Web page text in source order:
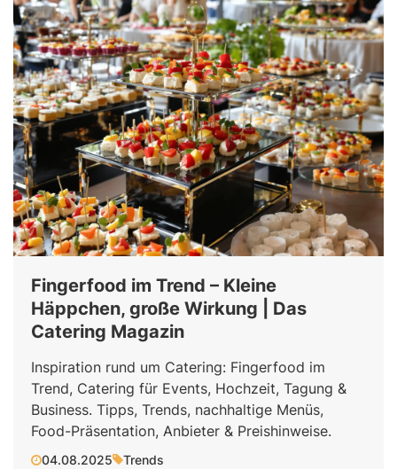
Fingerfood im Trend – Kleine
Häppchen, große Wirkung | Das
Catering Magazin
Inspiration rund um Catering: Fingerfood im
Trend, Catering für Events, Hochzeit, Tagung &
Business. Tipps, Trends, nachhaltige Menüs,
Food-Präsentation, Anbieter & Preishinweise.
04.08.2025 Trends